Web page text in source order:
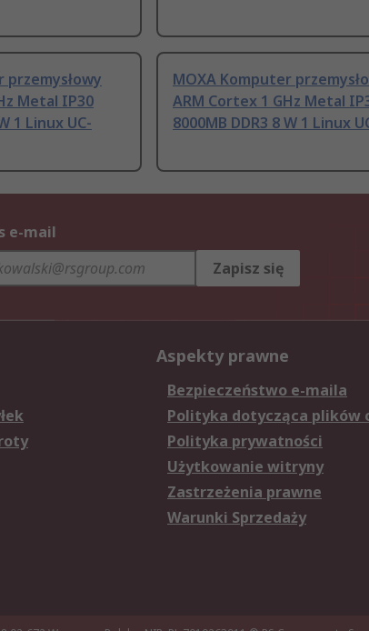
przemysłowy
Metal IP30
1 Linux UC-
MOXA Komputer
ARM Cortex 1 GHz Metal
8000MB DDR3 8 W 1 Linux
e-mail
Zapisz się
Aspekty prawne
Bezpieczeństwo e-maila
Polityka dotycząca plików
Polityka prywatności
Użytkowanie witryny
Zastrzeżenia prawne
Warunki Sprzedaży